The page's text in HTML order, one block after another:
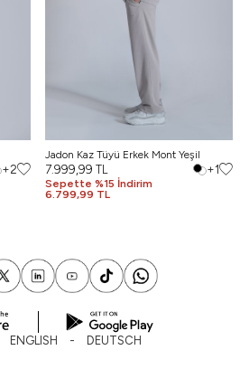
+2
Jadon Kaz Tüyü Erkek Mont Yeşil
7.999,99 TL
Sepette %15 İndirim
6.799,99 TL
+1
ENGLISH DEUTSCH